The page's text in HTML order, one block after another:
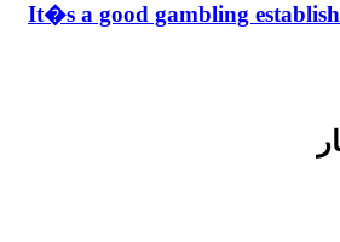
It�s a good gambling